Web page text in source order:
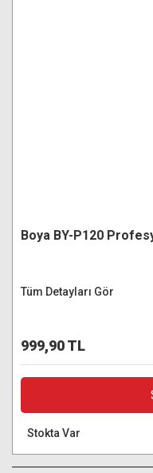
Boya BY-P120
Tüm Detayları Gör
999,90 TL
Stokta Var